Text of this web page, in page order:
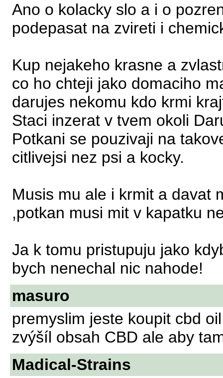
Ano o kolacky slo a i o
podepasat na zvireti i
Kup nejakeho krasne a
co ho chteji jako domaciho
darujes nekomu kdo krmi
Staci inzerat v tvem okoli
Potkani se pouzivaji na
citlivejsi nez psi a kocky.
Musis mu ale i krmit a davat
,potkan musi mit v kapatku
Ja k tomu pristupuju jako
bych nenechal nic nahode!
masuro
premyslim jeste koupit cbd
zvýšíl obsah CBD ale aby
Madical-Strains